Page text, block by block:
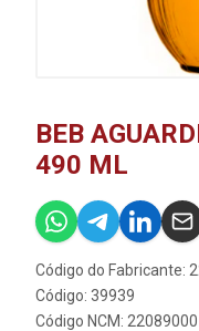
BEB
490 ML
Código do Fabricante:
Código: 39939
Código NCM: 22089000